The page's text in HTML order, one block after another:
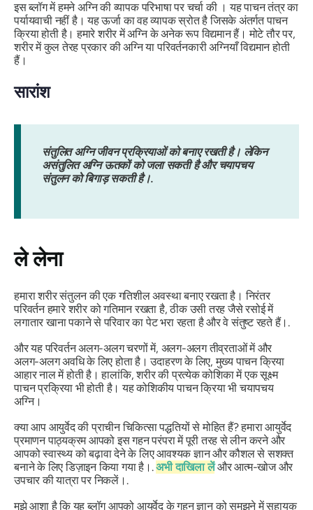
इस ब्लॉग में हमनेअग्निकी व्यापक परिभाषा पर चर्चा की । यह पाचन तंत्र का
पर्यायवाची नहीं है। यह ऊर्जा का वह व्यापक स्रोत है जिसके अंतर्गत पाचन
क्रिया होती है। हमारे शरीर मेंअग्निके अनेक रूप विद्यमान हैं। मोटे तौर पर,
शरीर में कुल तेरह प्रकार कीअग्निया परिवर्तनकारी अग्नियाँ विद्यमान होती
हैं।
सारांश
संतुलित अग्नि जीवन प्रक्रियाओं को बनाए रखती है। लेकिन
असंतुलित अग्नि ऊतकों को जला सकती है और चयापचय
संतुलन को बिगाड़ सकती है।.
ले लेना
हमारा शरीर संतुलन की एक गतिशील अवस्था बनाए रखता है। निरंतर
परिवर्तन हमारे शरीर को गतिमान रखता है, ठीक उसी तरह जैसे रसोई में
लगातार खाना पकाने से परिवार का पेट भरा रहता है और वे संतुष्ट रहते हैं।.
और यह परिवर्तन अलग-अलग चरणों में, अलग-अलग तीव्रताओं में और
अलग-अलग अवधि के लिए होता है। उदाहरण के लिए, मुख्य पाचन क्रिया
आहार नाल में होती है। हालांकि, शरीर की प्रत्येक कोशिका में एक सूक्ष्म
पाचन प्रक्रिया भी होती है। यह कोशिकीय पाचन क्रिया भी चयापचय
अग्नि।
क्या आप आयुर्वेद की प्राचीन चिकित्सा पद्धतियों से मोहित हैं? हमारा आयुर्वेद
प्रमाणन पाठ्यक्रम आपको इस गहन परंपरा में पूरी तरह से लीन करने और
आपको स्वास्थ्य को बढ़ावा देने के लिए आवश्यक ज्ञान और कौशल से सशक्त
बनाने के लिए डिज़ाइन किया गया है।.अभी दाखिला लेंऔर आत्म-खोज और
उपचार की यात्रा पर निकलें।.
मुझे आशा है कि यह ब्लॉग आपको आयुर्वेद के गहन ज्ञान को समझने में सहायक